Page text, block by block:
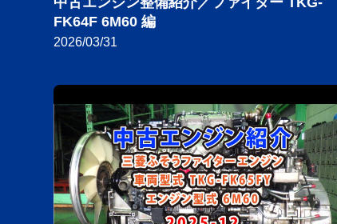
FK64F 6M60 編
2026/03/31